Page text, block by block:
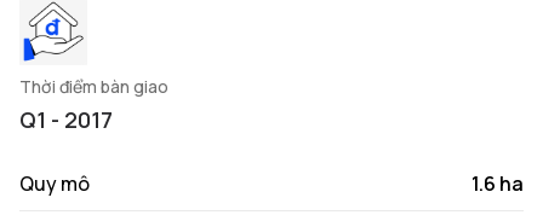
Thời điểm bàn giao
Q1 - 2017
Quy mô 1.6 ha